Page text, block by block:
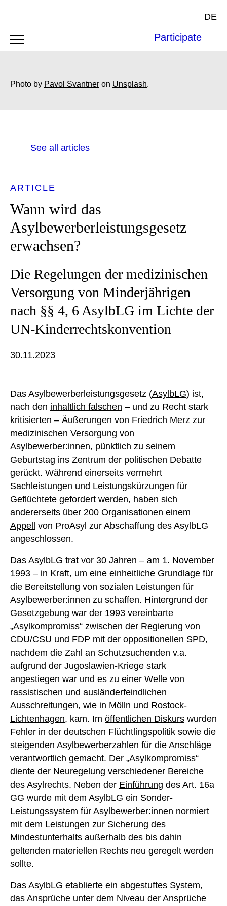
DE
Participate
Photo by Pavol Svantner on Unsplash.
See all articles
ARTICLE
Wann wird das
Asylbewerberleistungsgesetz
erwachsen?
Die Regelungen der medizinischen
Versorgung von Minderjährigen
nach §§ 4, 6 AsylbLG im Lichte der
UN-Kinderrechtskonvention
30.11.2023
Das Asylbewerberleistungsgesetz (AsylbLG) ist,
nach den inhaltlich falschen – und zu Recht stark
kritisierten – Äußerungen von Friedrich Merz zur
medizinischen Versorgung von
Asylbewerber:innen, pünktlich zu seinem
Geburtstag ins Zentrum der politischen Debatte
gerückt. Während einerseits vermehrt
Sachleistungen und Leistungskürzungen für
Geflüchtete gefordert werden, haben sich
andererseits über 200 Organisationen einem
Appell
von ProAsyl zur Abschaffung des AsylbLG
angeschlossen.
Das AsylbLG trat vor 30 Jahren – am 1. November
1993 – in Kraft, um eine einheitliche Grundlage für
die Bereitstellung von sozialen Leistungen für
Asylbewerber:innen zu schaffen. Hintergrund der
Gesetzgebung war der 1993 vereinbarte
„Asylkompromiss“ zwischen der Regierung von
CDU/CSU und FDP mit der oppositionellen SPD,
nachdem die Zahl an Schutzsuchenden v.a.
aufgrund der Jugoslawien-Kriege stark
angestiegen war und es zu einer Welle von
rassistischen und ausländerfeindlichen
Ausschreitungen, wie in Mölln und Rostock-
Lichtenhagen, kam. Im öffentlichen Diskurs wurden
Fehler in der deutschen Flüchtlingspolitik sowie die
steigenden Asylbewerberzahlen für die Anschläge
verantwortlich gemacht. Der „Asylkompromiss“
diente der Neuregelung verschiedener Bereiche
des Asylrechts. Neben der Einführung des Art. 16a
GG wurde mit dem AsylbLG ein Sonder-
Leistungssystem für Asylbewerber:innen normiert
mit dem Leistungen zur Sicherung des
Mindestunterhalts außerhalb des bis dahin
geltenden materiellen Rechts neu geregelt werden
sollte.
Das AsylbLG etablierte ein abgestuftes System,
das Ansprüche unter dem Niveau der Ansprüche